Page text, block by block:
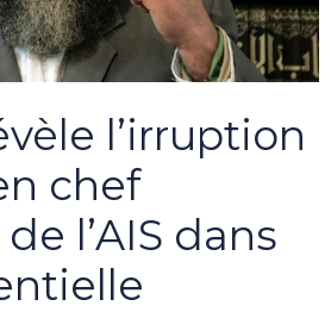
l’irruption
chef
l’AIS dans